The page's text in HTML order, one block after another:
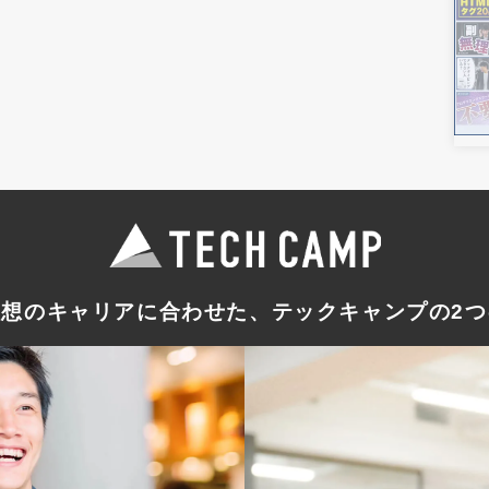
のキャリアに合わせた 、テックキャンプの2